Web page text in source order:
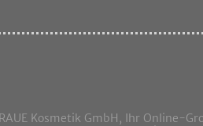
Kosmetik GmbH, Ihr Online-